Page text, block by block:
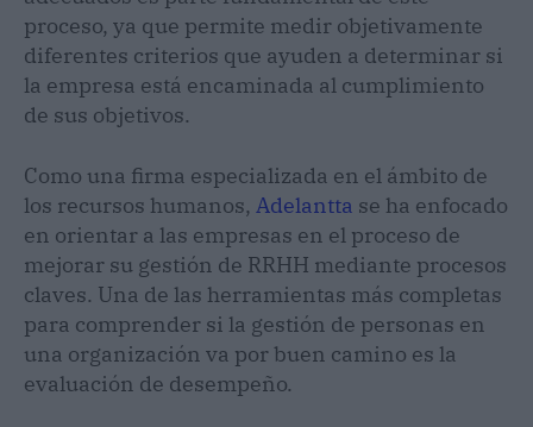
proceso, ya que permite medir objetivamente
diferentes criterios que ayuden a determinar si
la empresa está encaminada al cumplimiento
de sus objetivos.
Como una firma especializada en el ámbito de
los recursos humanos, Adelantta se ha enfocado
en orientar a las empresas en el proceso de
mejorar su gestión de RRHH mediante procesos
claves. Una de las herramientas más completas
para comprender si la gestión de personas en
una organización va por buen camino es la
evaluación de desempeño.